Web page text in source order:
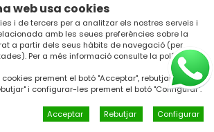
Política de privacitat
Condicions de compra
JM Disseny a internet
web usa cookies
i de tercers per a analitzar els nostres serveis i
amb les seues preferències sobre la
a partir dels seus hàbits de navegació (per
Per a més informació consulte la política de
prement el botó "Acceptar", rebutjar el seu
i configurar-les prement el botó "Configurar".
Acceptar Rebutjar Configurar